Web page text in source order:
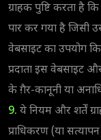
ग्राहक पुष्टि करता है
पार कर गया है जिसी
वेबसाइट का उपयोग
प्रदाता इस वेबसाइट
के ग़ैर-कानूनी या
9. ये नियम और शर्तें
प्राधिकरण (या